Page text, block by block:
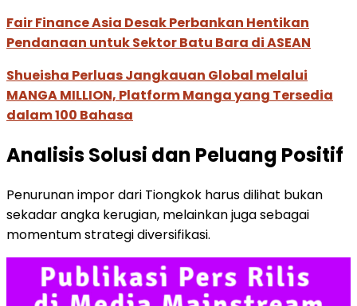
Fair Finance Asia Desak Perbankan Hentikan
Pendanaan untuk Sektor Batu Bara di ASEAN
Shueisha Perluas Jangkauan Global melalui
MANGA MILLION, Platform Manga yang Tersedia
dalam 100 Bahasa
Analisis Solusi dan Peluang Positif
Penurunan impor dari Tiongkok harus dilihat bukan
sekadar angka kerugian, melainkan juga sebagai
momentum strategi diversifikasi.